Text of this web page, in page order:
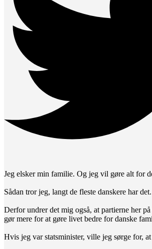
Jeg elsker min familie. Og jeg vil gøre alt for
Sådan tror jeg, langt de fleste danskere har det.
Derfor undrer det mig også, at partierne her
gør mere for at gøre livet bedre for danske
Hvis jeg var statsminister, ville jeg sørge for, at